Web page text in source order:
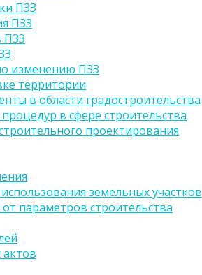
ПЗЗ
ПЗЗ
ПЗЗ
изменению ПЗЗ
территории
в области градостроительства
в сфере строительства
проектирования
земельных участков
параметров строительства